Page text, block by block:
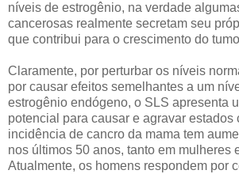
níveis de estrogênio, na verdade
cancerosas realmente secretam seu
que contribui para o crescimento do
Claramente, por perturbar os níveis
por causar efeitos semelhantes a um
estrogênio endógeno, o SLS apresenta
potencial para causar e agravar estados
incidência de cancro da mama tem
nos últimos 50 anos, tanto em mulheres
Atualmente, os homens respondem por